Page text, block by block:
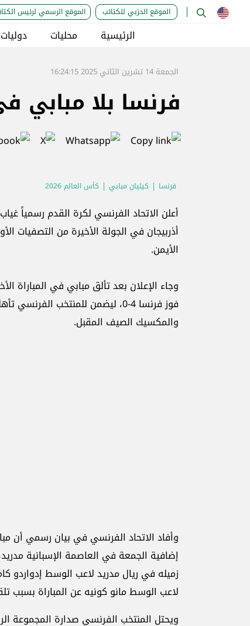
الموقع الحزبي للكتائب الموقع الرسمي لرئيس
الرئيسية محليات دوليات
الجمعة 14 تشرين الثاني 2025 16:24:15
فرنسا بلا مبابي
فرنسا كيليان مبابي كأس العالم 2026
أعلن الاتحاد الفرنسي لكرة القدم رسمياً
الأيمن.
وجاء الإعلان بعد تألق مبابي في المباراة
والمكسيك الصيف المقبل.
وأفاد الاتحاد الفرنسي في بيان رسمي أن
إضافية الجمعة في العاصمة الإسبانية
زميله في ريال مدريد لاعب الوسط
لاعب الوسط مانو كونيه عن المباراة بسبب